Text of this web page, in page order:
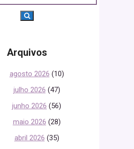
Arquivos
agosto 2026 (10)
julho 2026 (47)
junho 2026 (56)
maio 2026 (28)
abril 2026 (35)